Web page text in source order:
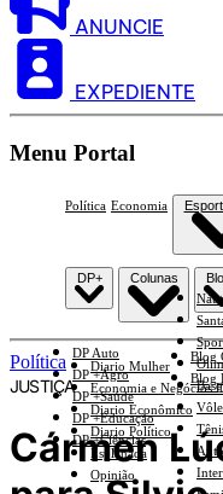
ANUNCIE
EXPEDIENTE
Menu Portal
Política Economia
DP+
DP Auto
DP +Agro
DP +Saúde
DP +Educação
DP +Ciências
Colunas
Diario Mulher
Economia e Negócios
Diario Econômico
Diario Político
Esplanada
Opinião
Blog
Blog
Política
JUSTIÇA
Cármen